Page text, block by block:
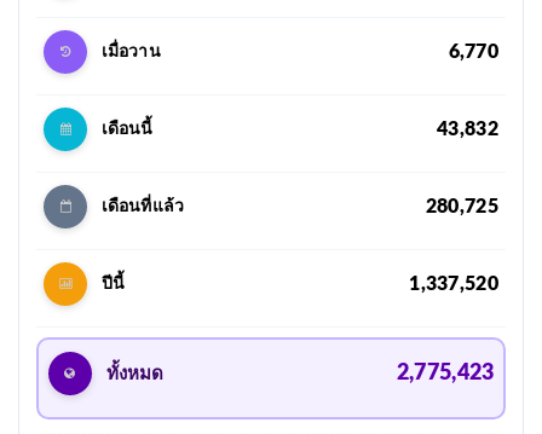
เมื่อวาน 6,770
เดือนนี้ 43,832
เดือนที่แล้ว 280,725
ปีนี้ 1,337,520
ทั้งหมด 2,775,423